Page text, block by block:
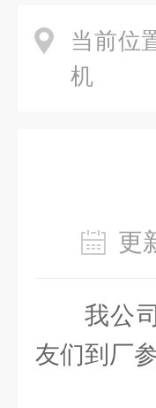
当前位
机
更
我公
友们到厂